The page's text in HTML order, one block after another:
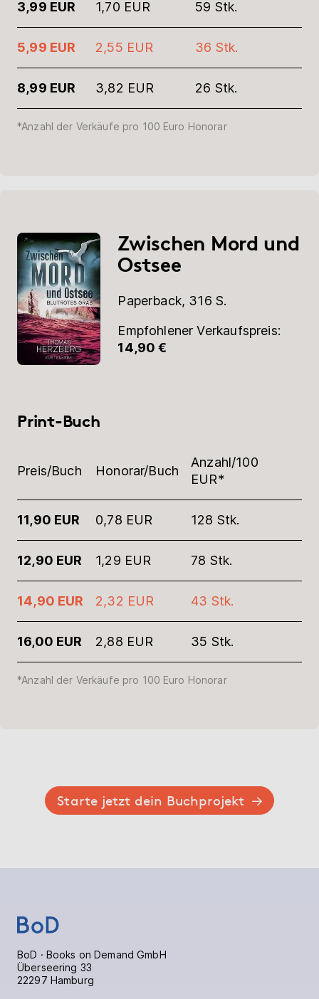
*Anzahl der Verkäufe pro 100 Euro Honorar
3,99 EUR 1,70 EUR 59 Stk.
5,99 EUR 2,55 EUR 36 Stk.
8,99 EUR 3,82 EUR 26 Stk.
Zwischen Mord und
Ostsee
Paperback, 316 S.
Empfohlener Verkaufspreis:
14,90 €
Print-Buch
*Anzahl der Verkäufe pro 100 Euro Honorar
Preis/Buch Honorar/Buch
Anzahl/100
EUR*
11,90 EUR 0,78 EUR 128 Stk.
12,90 EUR 1,29 EUR 78 Stk.
14,90 EUR 2,32 EUR 43 Stk.
16,00 EUR 2,88 EUR 35 Stk.
Starte jetzt dein Buchprojekt
BoD · Books on Demand GmbH
Überseering 33
22297 Hamburg